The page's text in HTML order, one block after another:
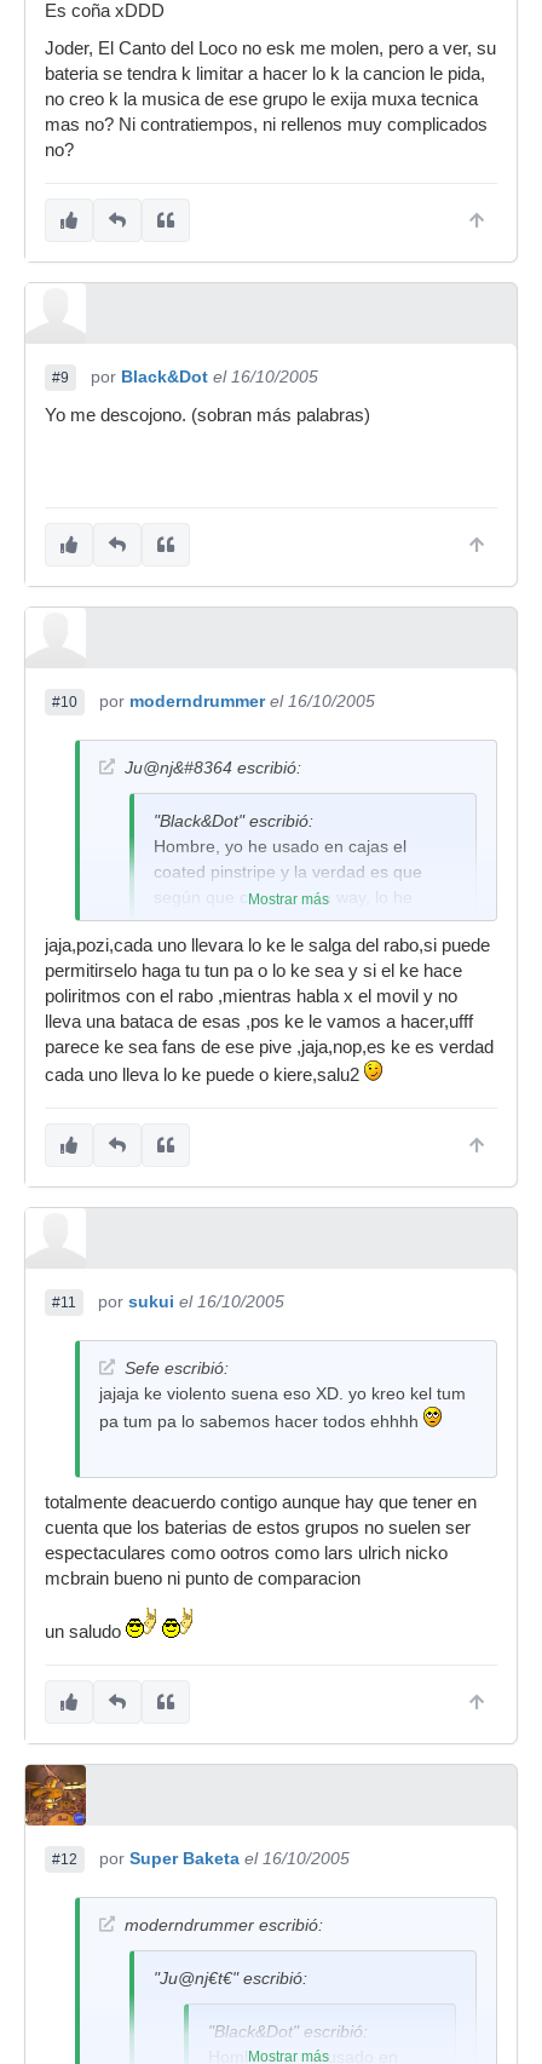
Es coña xDDD
Joder, El Canto del Loco no esk me molen, pero a ver, su
bateria se tendra k limitar a hacer lo k la cancion le pida,
no creo k la musica de ese grupo le exija muxa tecnica
mas no? Ni contratiempos, ni rellenos muy complicados
no?
#9 por Black&Dot el 16/10/2005
Yo me descojono. (sobran más palabras)
#10 por moderndrummer el 16/10/2005
Ju@nj&#8364 escribió:
"Black&Dot" escribió:
Hombre, yo he usado en cajas el
coated pinstripe y la verdad es que
según que cajas suena way, lo he
probado en una mapex black panther
maple de 14" x6,5" y en una pearl pree
floater maple de las mismas medidas.
Lo que me planteo es el problema
ético de si es normal llevar esa bateria
para hacer tum pa tum tum pa.
ome pos llevara lo q le salga del culo haga tum
no suena mal, si el busca ese sonido pues usara
grupos tampoco hacen mas q tum pa tum pa.
Mostrar más
jaja,pozi,cada uno llevara lo ke le salga del rabo,si puede
permitirselo haga tu tun pa o lo ke sea y si el ke hace
poliritmos con el rabo ,mientras habla x el movil y no
lleva una bataca de esas ,pos ke le vamos a hacer,ufff
parece ke sea fans de ese pive ,jaja,nop,es ke es verdad
cada uno lleva lo ke puede o kiere,salu2
#11 por sukui el 16/10/2005
Sefe escribió:
jajaja ke violento suena eso XD. yo kreo kel tum
pa tum pa lo sabemos hacer todos ehhhh
totalmente deacuerdo contigo aunque hay que tener en
cuenta que los baterias de estos grupos no suelen ser
espectaculares como ootros como lars ulrich nicko
mcbrain bueno ni punto de comparacion
un saludo
#12 por Super Baketa el 16/10/2005
moderndrummer escribió:
"Ju@nj€t€" escribió:
"Black&Dot" escribió:
Hombre, yo he usado en
Mostrar más